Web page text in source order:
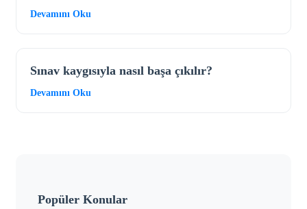
Devamını Oku
Sınav kaygısıyla nasıl başa çıkılır?
Devamını Oku
Popüler Konular